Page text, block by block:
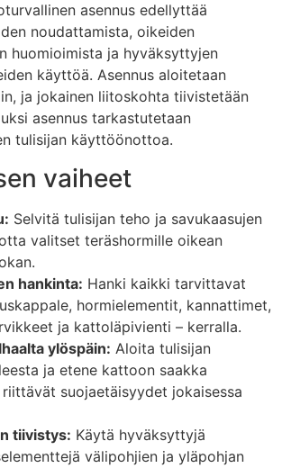
asennus edellyttää
noudattamista, oikeiden
huomioimista ja hyväksyttyjen
käyttöä. Asennus aloitetaan
ja jokainen liitoskohta tiivistetään
asennus tarkastutetaan
tulisijan käyttöönottoa.
vaiheet
Selvitä tulisijan teho ja savukaasujen
valitset teräshormille oikean
hankinta: Hanki kaikki tarvittavat
hormielementit, kannattimet,
ja kattoläpivienti – kerralla.
ylöspäin: Aloita tulisijan
ja etene kattoon saakka
suojaetäisyydet jokaisessa
tiivistys: Käytä hyväksyttyjä
välipohjien ja yläpohjan